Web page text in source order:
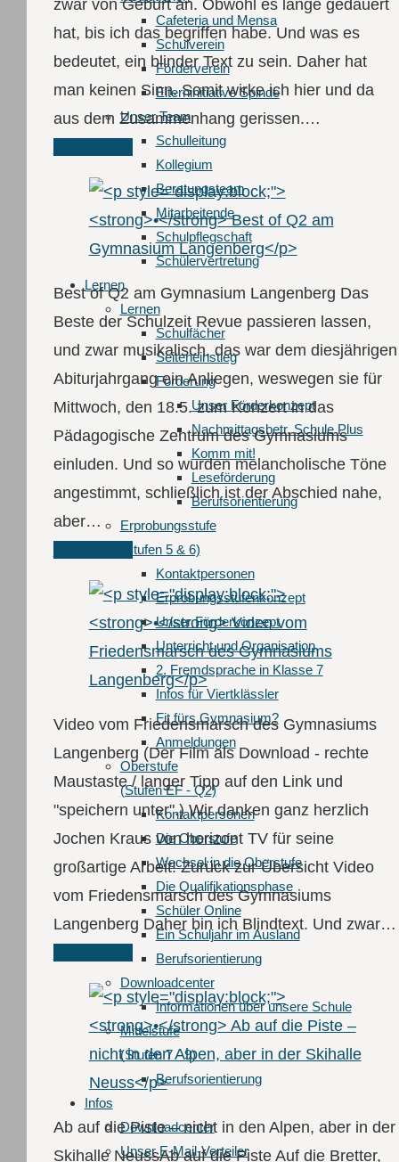
Cafeteria und Mensa
Schulverein
Förderverein
Elterninitiative Spinde
Unser Team
Schulleitung
Kollegium
Beratungsteam
Mitarbeitende
Schulpflegschaft
Schülervertretung
Lernen
Lernen
Schulfächer
Seiteneinstieg
Förderung
Unser Förderkonzept
Nachmittagsbetr. Schule Plus
Komm mit!
Leseförderung
Berufsorientierung
Erprobungsstufe
(Stufen 5 & 6)
Kontaktpersonen
Erprobungsstufenkonzept
Unser Förderkonzept
Unterricht und Organisation
2. Fremdsprache in Klasse 7
Infos für Viertklässler
Fit fürs Gymnasium?
Anmeldungen
Oberstufe
(Stufen EF - Q2)
Kontaktpersonen
Die Oberstufe
Wechsel in die Oberstufe
Die Qualifikationsphase
Schüler Online
Ein Schuljahr im Ausland
Berufsorientierung
Downloadcenter
Informationen über unsere Schule
Mittelstufe
(Stufen 7 - 9)
Berufsorientierung
Infos
Downloadcenter
Unser E-Mail-Verteiler
zwar von Geburt an. Obwohl es lange gedauert
hat, bis ich das begriffen habe. Und was es
bedeutet, ein blinder Text zu sein. Daher hat
man keinen Sinn. Somit wirke ich hier und da
aus dem Zusammenhang gerissen.…
Best of Q2 am Gymnasium Langenberg Das
Beste der Schulzeit Revue passieren lassen,
und zwar musikalisch, das war dem diesjährigen
Abiturjahrgang ein Anliegen, weswegen sie für
Mittwoch, den 18.5. zum Konzert in das
Pädagogische Zentrum des Gymnasiums
einluden. Und so wurden melancholische Töne
angestimmt, schließlich ist der Abschied nahe,
aber…
Video vom Friedensmarsch des Gymnasiums
Langenberg (Der Film als Download - rechte
Maustaste / langer Tipp auf den Link und
"speichern unter".) Wir danken ganz herzlich
Jochen Kraus von horizont TV für seine
großartige Arbeit! Zurück zur Übersicht Video
vom Friedensmarsch des Gymnasiums
Langenberg Daher bin ich Blindtext. Und zwar…
Ab auf die Piste – nicht in den Alpen, aber in der
Skihalle NeussAb auf die Piste Auf die Bretter,